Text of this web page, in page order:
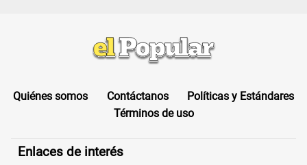
Quiénes somos Contáctanos
Políticas y Estándares
Términos de uso
Enlaces de interés